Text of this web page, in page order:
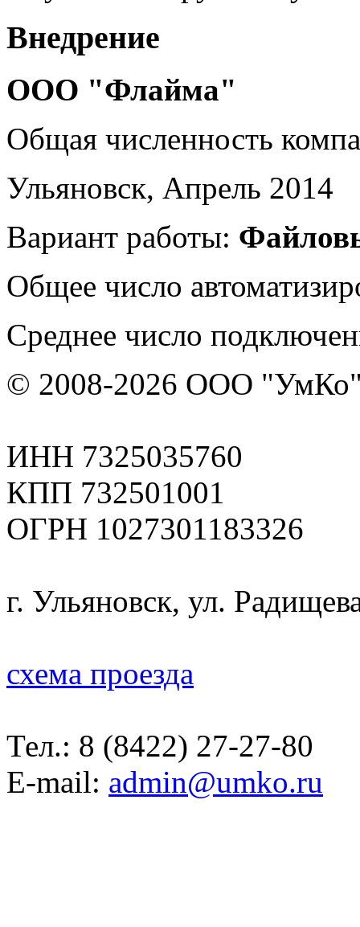
Внедрение
ООО "Флайма"
Общая численность
Ульяновск, Апрель 2014
Вариант работы:
Общее число
Среднее число
© 2008-2026 ООО
ИНН 7325035760
КПП 732501001
ОГРН 1027301183326
г. Ульяновск, ул.
схема проезда
Тел.: 8 (8422) 27-27-80
E-mail: admin@umko.ru